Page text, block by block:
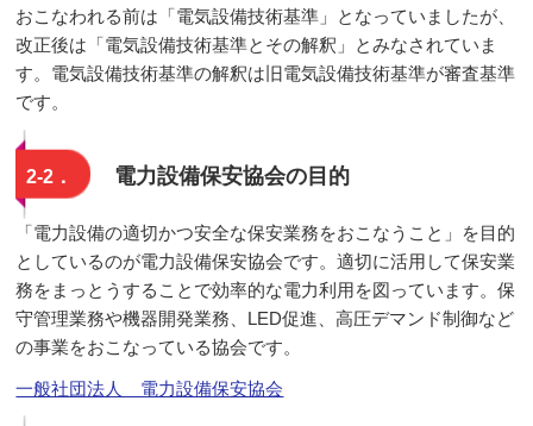
おこなわれる前は「電気設備技術基準」となっていましたが、
改正後は「電気設備技術基準とその解釈」とみなされていま
す。電気設備技術基準の解釈は旧電気設備技術基準が審査基準
です。
2-2． 電力設備保安協会の目的
「電力設備の適切かつ安全な保安業務をおこなうこと」を目的
としているのが電力設備保安協会です。適切に活用して保安業
務をまっとうすることで効率的な電力利用を図っています。保
守管理業務や機器開発業務、LED促進、高圧デマンド制御など
の事業をおこなっている協会です。
一般社団法人 電力設備保安協会